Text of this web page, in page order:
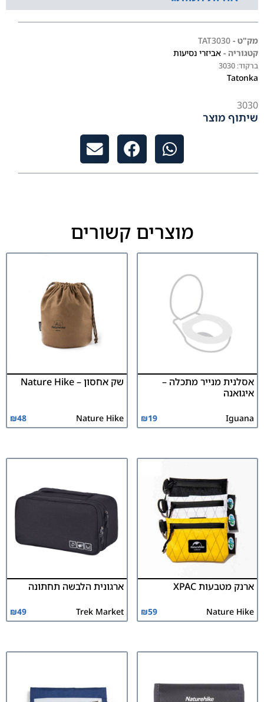
מק"ט - TAT3030
קטגוריה - אביזרי נסיעות
ברקוד: 3030
Tatonka
3030
שיתוף מוצר
מוצרים קשורים
אסלנית מנייר מתכלה –
איגואנה
Iguana
₪19
שק אחסון – Nature Hike
Nature Hike
₪48
ארנק מטבעות XPAC
Nature Hike
₪59
ארגונית הלבשה תחתונה
Trek Market
₪49